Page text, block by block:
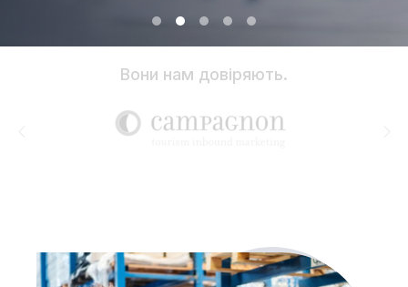
Вони нам довіряють.